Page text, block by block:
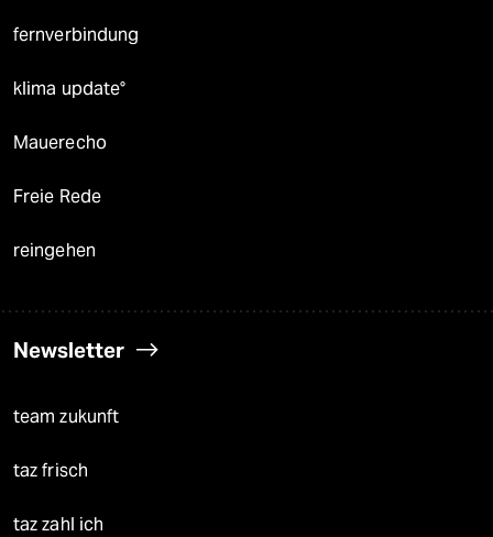
fernverbindung
klima update°
Mauerecho
Freie Rede
reingehen
Newsletter
team zukunft
taz frisch
taz zahl ich